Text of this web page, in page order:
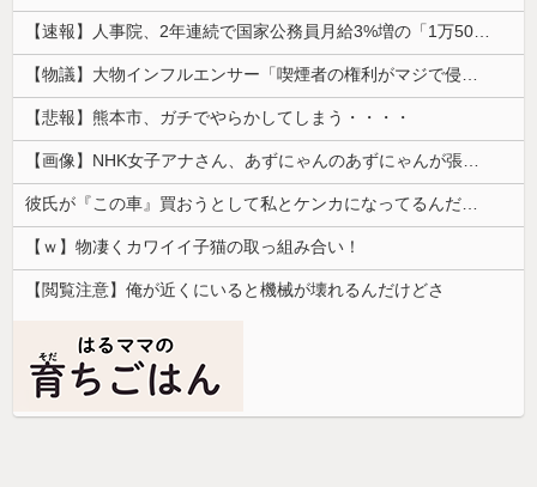
【速報】人事院、2年連続で国家公務員月給3%増の「1万5056円」引き上げ勧告 2年で6%超え
【物議】大物インフルエンサー「喫煙者の権利がマジで侵害されてる。いくら税金払ってるんだ」
【悲報】熊本市、ガチでやらかしてしまう・・・・
【画像】NHK女子アナさん、あずにゃんのあずにゃんが張ってしまう
彼氏が『この車』買おうとして私とケンカになってるんだけどｗｗｗｗｗｗ
【ｗ】物凄くカワイイ子猫の取っ組み合い！
【閲覧注意】俺が近くにいると機械が壊れるんだけどさ